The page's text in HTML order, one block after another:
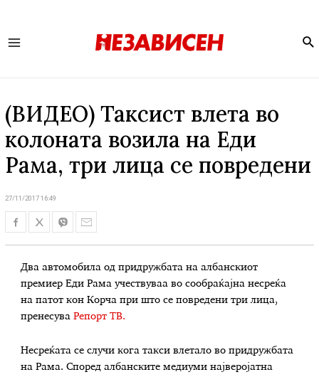
(ВИДЕО) Таксист влета во
колоната возила на Еди
Рама, три лица се повредени
27/11/2017 16:49
Два автомобила од придружбата на албанскиот
премиер Еди Рама учествуваа во сообраќајна несреќа
на патот кон Корча при што се повредени три лица,
пренесуваРепорт ТВ.
Несреќата се случи кога такси влетало во придружбата
на Рама. Според албанските медиуми најверојатна